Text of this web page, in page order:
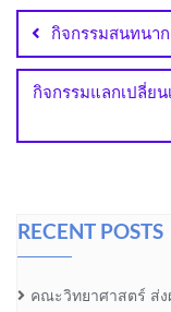
navigation
กิจกรรมสนทนา
กิจกรรมแลกเปลี่ยน
RECENT POSTS
คณะวิทยาศาสตร์ ส่ง